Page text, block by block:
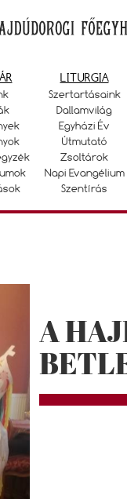
LITURGIA
Szertartásaink
Dallamvilág
Egyházi Év
Útmutató
Zsoltárok
Napi Evangélium
Szentírás
A